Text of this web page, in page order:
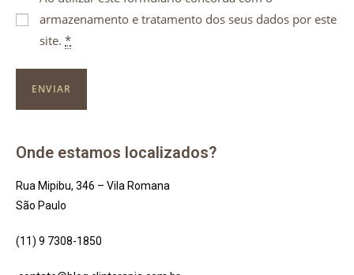
(obrigatório)
armazenamento e tratamento dos seus dados por este
site. *
Onde estamos localizados?
Rua Mipibu, 346 – Vila Romana
São Paulo
(11) 9 7308-1850